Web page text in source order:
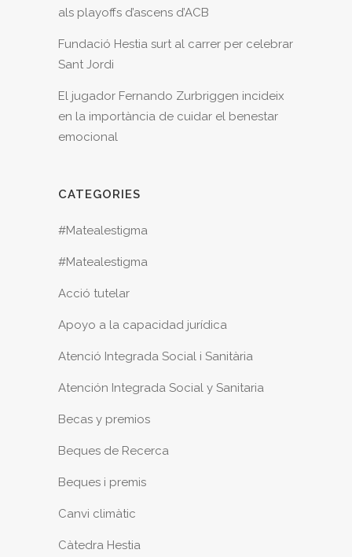
als playoffs d’ascens d’ACB
Fundació Hestia surt al carrer per celebrar
Sant Jordi
El jugador Fernando Zurbriggen incideix
en la importància de cuidar el benestar
emocional
CATEGORIES
#Matealestigma
#Matealestigma
Acció tutelar
Apoyo a la capacidad jurídica
Atenció Integrada Social i Sanitària
Atención Integrada Social y Sanitaria
Becas y premios
Beques de Recerca
Beques i premis
Canvi climàtic
Càtedra Hestia